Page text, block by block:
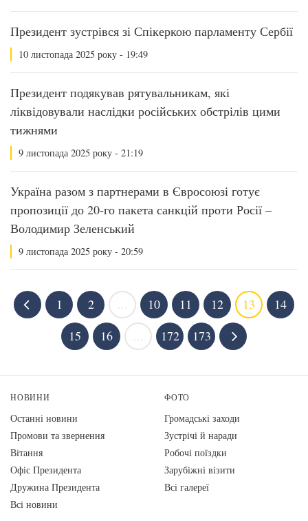
Президент зустрівся зі Спікеркою парламенту Сербії
10 листопада 2025 року - 19:49
Президент подякував рятувальникам, які
ліквідовували наслідки російських обстрілів цими
тижнями
9 листопада 2025 року - 21:19
Україна разом з партнерами в Євросоюзі готує
пропозиції до 20-го пакета санкцій проти Росії –
Володимир Зеленський
9 листопада 2025 року - 20:59
1 2 10 11 12 13
14
15
16 172 173
НОВИНИ
Останні новини
Промови та звернення
Вiтання
Офіс Президента
Дружина Президента
Всі новини
ФОТО
Громадські заходи
Зустрічі й наради
Робочі поїздки
Зарубіжні візити
Всі галереї